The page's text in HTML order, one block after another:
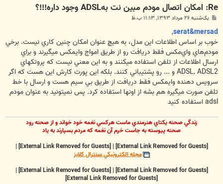
Re: امکان اتصال مودم مبین نت بهADSL وجود داره!!!؟
ت
یک‌شنبه ۲۶ مرداد ۱۳۹۳, ۱۱:۱۳ ب.ظ
serat&mersad
,
خوب بر اساس اطلاعات اين مدل، به هيچ عنوان امکان چنين کاري نيست. برخي
مودم‌هاي واي‌مکس فقط دريافت رو از طريق امواج وايمکس ميگيرند و براي
ارسال اطلاعات از تلفن استفاده ميکنند و به اين معني نيست که پروتکهاي
ADSL, ADSL2 و ... رو پشتيباني کنند. بلکه اين پورت کارش اين هست که اگر
سرويس دهنده وايمکس فقط دريافت از طريق بي سيم هست و ارسال با خط
تلفن صورت ميگيره هم بشه از اونها استفاده کرد. پس نميتونيد به عنوان مودم
adsl استفاده کنيد
زندگي صحنه يکتاي هنرمندي ماست هرکسي نغمه خود خواند و از صحنه رود
صحنه پيوسته به جاست خرم آن نغمه که مردم بسپارند به ياد
[External Link Removed for Guests]
|
[External Link Removed for Guests]
|
مجله الکترونيکي سنترال کلابز
[External Link Removed for Guests]
|
[External Link Removed for Guests]
|
[External Link Removed for Guests]